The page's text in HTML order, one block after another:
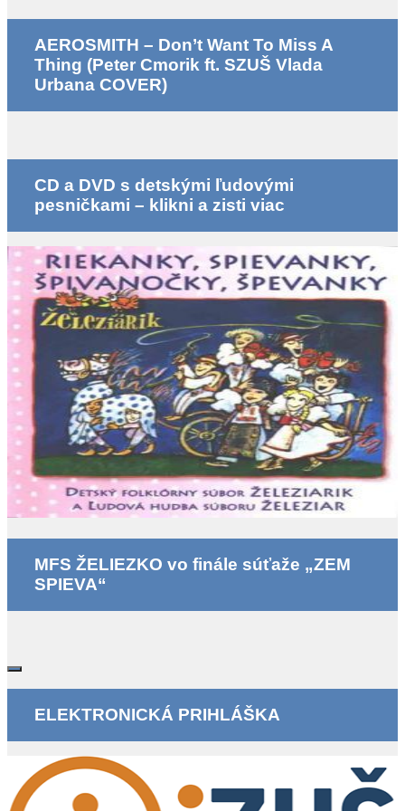
AEROSMITH – Don’t Want To Miss A
Thing (Peter Cmorik ft. SZUŠ Vlada
Urbana COVER)
CD a DVD s detskými ľudovými
pesničkami – klikni a zisti viac
MFS ŽELIEZKO vo finále súťaže „ZEM
SPIEVA“
ELEKTRONICKÁ PRIHLÁŠKA